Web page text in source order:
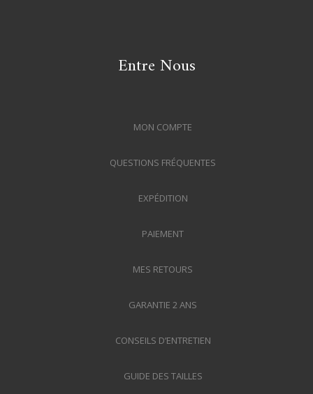
Entre Nous
MON COMPTE
QUESTIONS FRÉQUENTES
EXPÉDITION
PAIEMENT
MES RETOURS
GARANTIE 2 ANS
CONSEILS D’ENTRETIEN
GUIDE DES TAILLES